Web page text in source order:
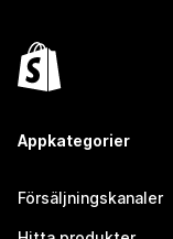
Appkategorier
Försäljningskanaler